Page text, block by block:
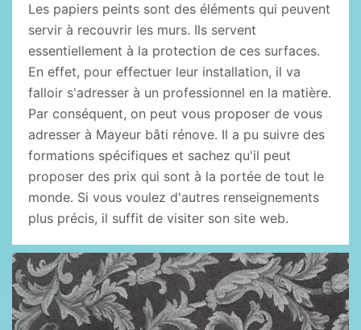
Les papiers peints sont des éléments qui peuvent
servir à recouvrir les murs. Ils servent
essentiellement à la protection de ces surfaces.
En effet, pour effectuer leur installation, il va
falloir s'adresser à un professionnel en la matière.
Par conséquent, on peut vous proposer de vous
adresser à Mayeur bâti rénove. Il a pu suivre des
formations spécifiques et sachez qu'il peut
proposer des prix qui sont à la portée de tout le
monde. Si vous voulez d'autres renseignements
plus précis, il suffit de visiter son site web.